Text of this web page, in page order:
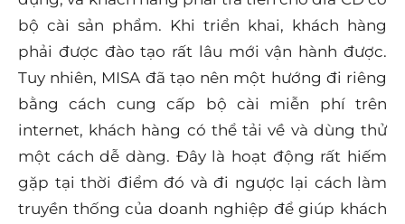
bộ cài sản phẩm. Khi triển khai, khách hàng
phải được đào tạo rất lâu mới vận hành được.
Tuy nhiên, MISA đã tạo nên một hướng đi riêng
bằng cách cung cấp bộ cài miễn phí trên
internet, khách hàng có thể tải về và dùng thử
một cách dễ dàng. Đây là hoạt động rất hiếm
gặp tại thời điểm đó và đi ngược lại cách làm
truyền thống của doanh nghiệp để giúp khách